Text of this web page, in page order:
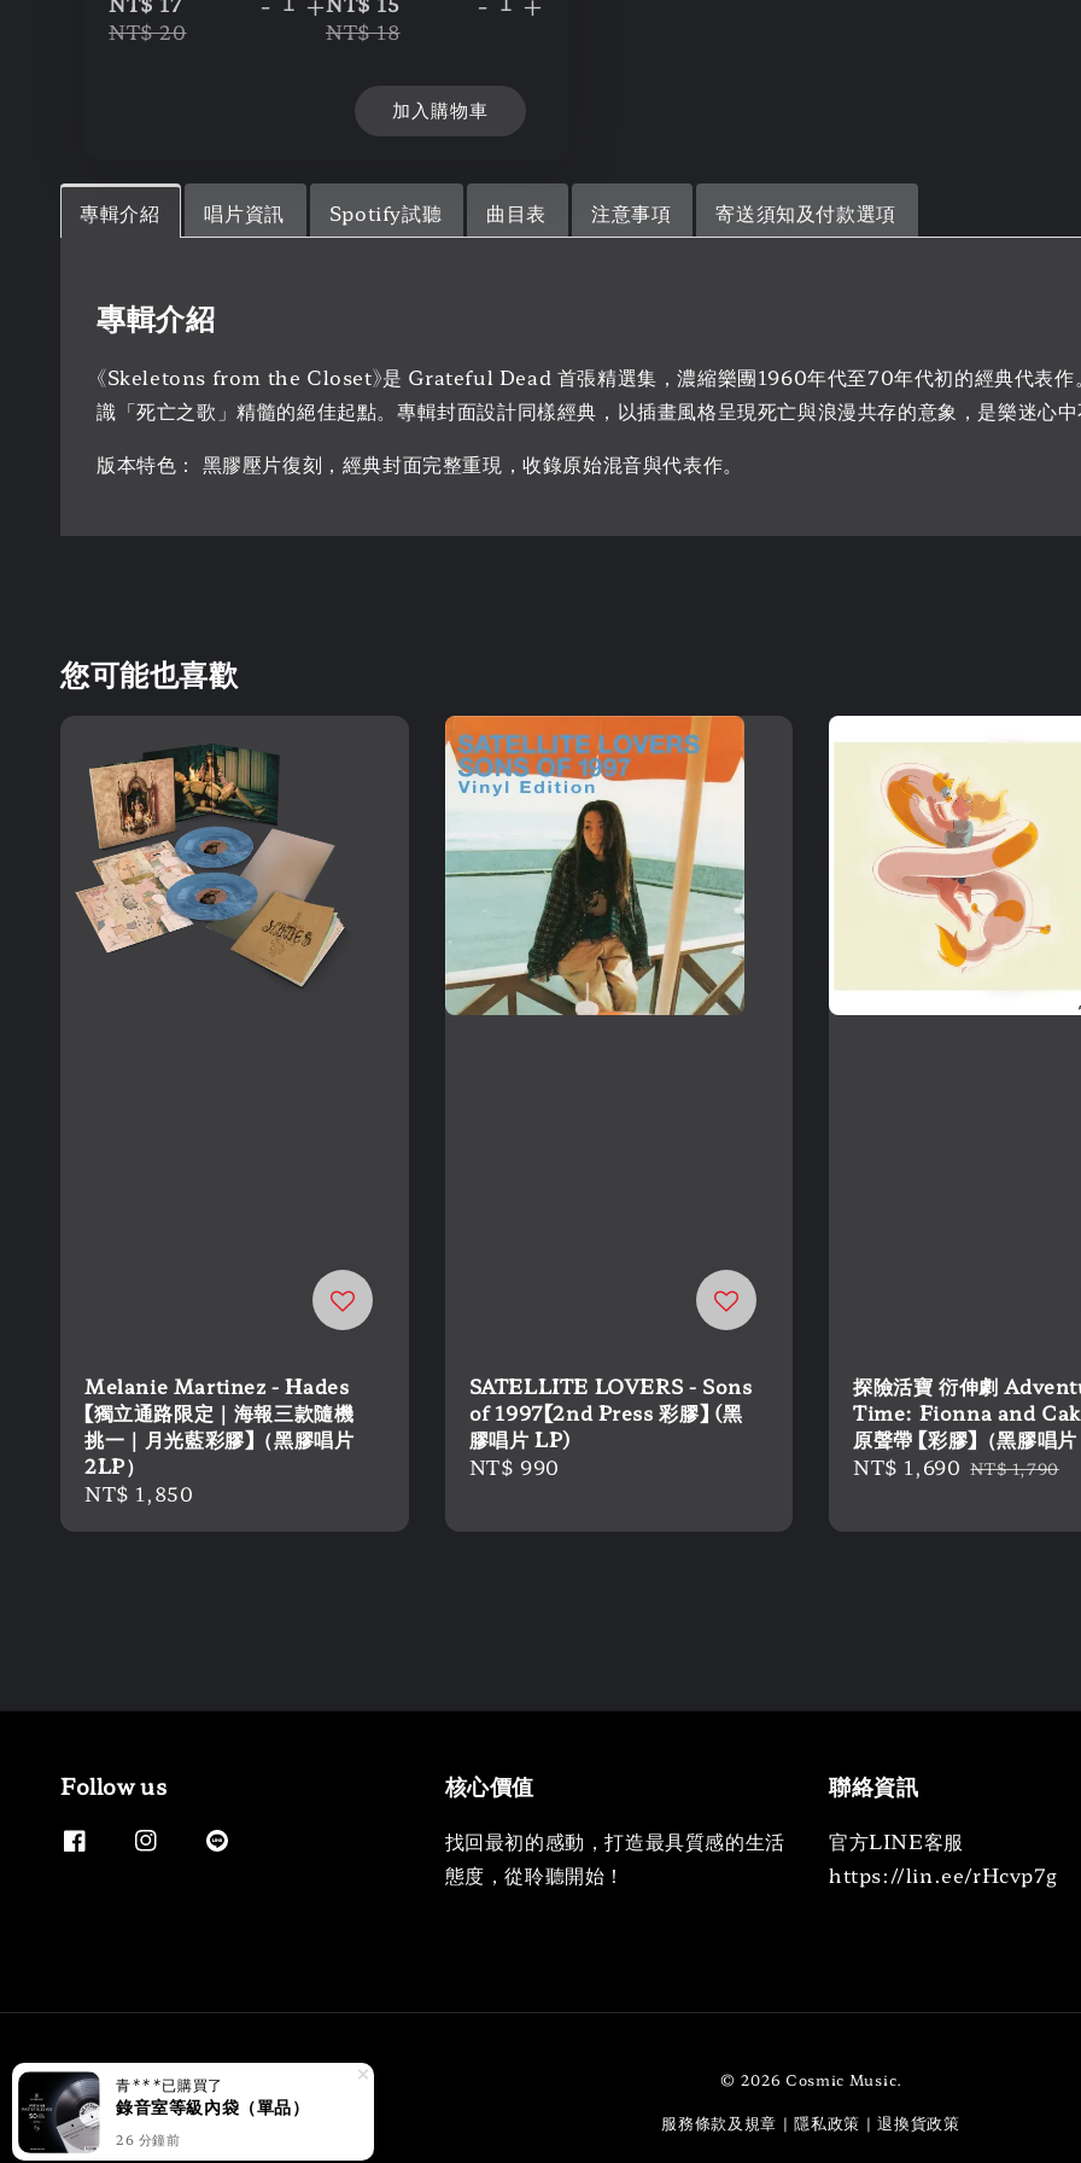
NT$ 20
NT$ 18
加入購物車
專輯介紹 唱片資訊 Spotify試聽 曲目表 注意事項 寄送須知及付款選項
專輯介紹
《Skeletons from the Closet》是 Grateful Dead 首張精選集，濃縮樂團1960年代至70年代初的經典代表作
識「死亡之歌」精髓的絕佳起點。專輯封面設計同樣經典，以插畫風格呈現死亡與浪漫共存的意象，是樂迷心
版本特色： 黑膠壓片復刻，經典封面完整重現，收錄原始混音與代表作。
您可能也喜歡
Melanie Martinez - Hades
【獨立通路限定｜海報三款隨機
挑一｜月光藍彩膠】（黑膠唱片
2LP）
Regular
NT$ 1,850
SATELLITE LOVERS - Sons
of 1997【2nd Press 彩膠】 (黑
膠唱片 LP)
Regular
NT$ 990
探險活寶 衍伸劇
Time: Fionna and
原聲帶 【彩膠】（黑膠唱
Sale
NT$ 1,690 Regular
NT$ 1,790
Follow us 核心價值
找回最初的感動，打造最具質感的生活
態度，從聆聽開始！
聯絡資訊
官方LINE客服
https://lin.ee/rHcvp7g
© 2026 Cosmic Music.
服務條款及規章 |隱私政策 |退換貨政策
青***已購買了
錄音室等級內袋（單品）
26 分鐘前